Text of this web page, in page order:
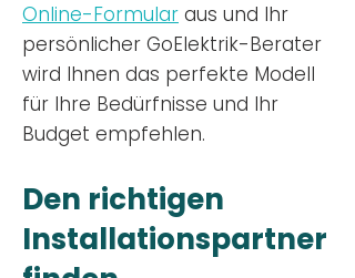
Online-Formular aus und Ihr
persönlicher GoElektrik-Berater
wird Ihnen das perfekte Modell
für Ihre Bedürfnisse und Ihr
Budget empfehlen.
Den richtigen
Installationspartner